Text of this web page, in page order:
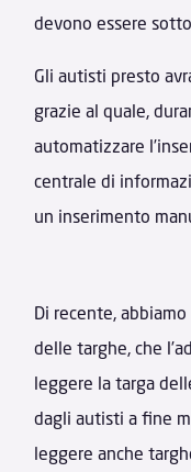
Di recente,
delle targhe, che
leggere la targa
dagli autisti a fine
leggere anche
devono essere
Gli autisti presto
grazie al quale,
automatizzare
centrale di
un inserimento